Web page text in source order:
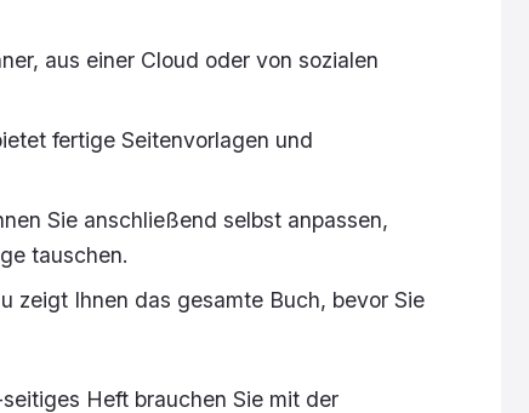
aus einer Cloud oder von sozialen
fertige Seitenvorlagen und
Sie anschließend selbst anpassen,
tauschen.
zeigt Ihnen das gesamte Buch, bevor Sie
Heft brauchen Sie mit der